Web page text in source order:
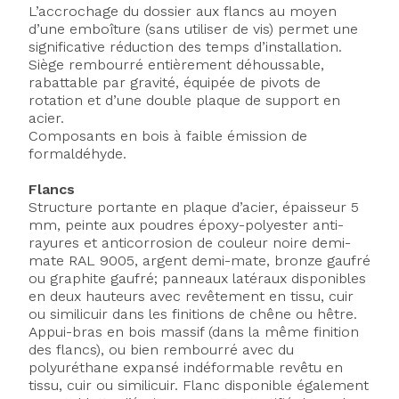
Axeptio consent
L’accrochage du dossier aux flancs au moyen
d’une emboîture (sans utiliser de vis) permet une
significative réduction des temps d’installation.
Siège rembourré entièrement déhoussable,
rabattable par gravité, équipée de pivots de
rotation et d’une double plaque de support en
acier.
Composants en bois à faible émission de
formaldéhyde.
Flancs
Structure portante en plaque d’acier, épaisseur 5
mm, peinte aux poudres époxy-polyester anti-
rayures et anticorrosion de couleur noire demi-
mate RAL 9005, argent demi-mate, bronze gaufré
ou graphite gaufré; panneaux latéraux disponibles
en deux hauteurs avec revêtement en tissu, cuir
ou similicuir dans les finitions de chêne ou hêtre.
Appui-bras en bois massif (dans la même finition
des flancs), ou bien rembourré avec du
polyuréthane expansé indéformable revêtu en
tissu, cuir ou similicuir. Flanc disponible également